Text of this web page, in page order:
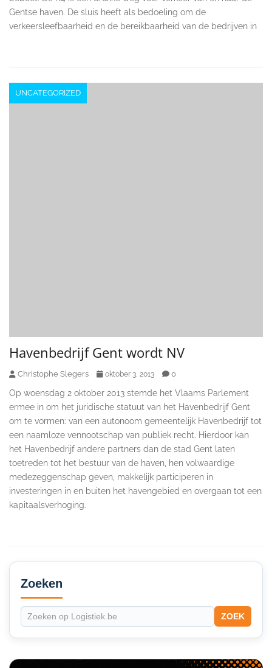
Gentse haven. De sluis heeft als bedoeling om de
verkeersleefbaarheid en de bereikbaarheid van de bedrijven in
UNCATEGORIZED
Havenbedrijf Gent wordt NV
Christophe Slegers oktober 3, 2013 0
Op woensdag 2 oktober 2013 stemde het Vlaams Parlement
ermee in om het juridische statuut van het Havenbedrijf Gent
om te vormen: van een autonoom gemeentelijk Havenbedrijf tot
een naamloze vennootschap van publiek recht. Hierdoor kan
het Havenbedrijf andere partners dan de stad Gent laten
toetreden tot het bestuur van de haven, hen volwaardige
medezeggenschap geven, makkelijk participeren in
investeringen in en buiten het havengebied en overgaan tot een
kapitaalsverhoging.
Secondary
Sidebar
Zoeken
ZOEK